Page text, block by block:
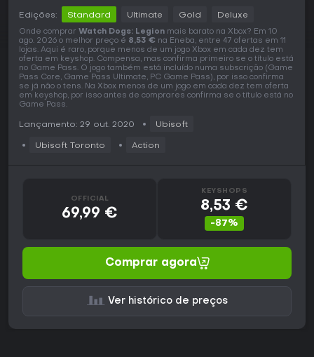
Edições: Standard Ultimate Gold Deluxe
Onde comprar Watch Dogs: Legion mais barato na Xbox? Em 10
ago. 2026 o melhor preço é 8,53 € na Eneba, entre 47 ofertas em 11
lojas. Aqui é raro, porque menos de um jogo Xbox em cada dez tem
oferta em keyshop. Compensa, mas confirma primeiro se o título está
no Game Pass. O jogo também está incluído numa subscrição (Game
Pass Core, Game Pass Ultimate, PC Game Pass), por isso confirma
se já não o tens. Na Xbox menos de um jogo em cada dez tem oferta
em keyshop, por isso antes de comprares confirma se o título está no
Game Pass.
Lançamento: 29 out. 2020 Ubisoft
Ubisoft Toronto Action
OFFICIAL
69,99 €
KEYSHOPS
8,53 €
-87%
Comprar agora
Ver histórico de preços